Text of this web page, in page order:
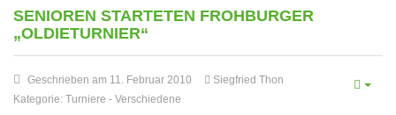
SENIOREN STARTETEN FROHBURGER
„OLDIETURNIER“
Geschrieben am 11. Februar 2010
Siegfried Thon
Kategorie: Turniere - Verschiedene